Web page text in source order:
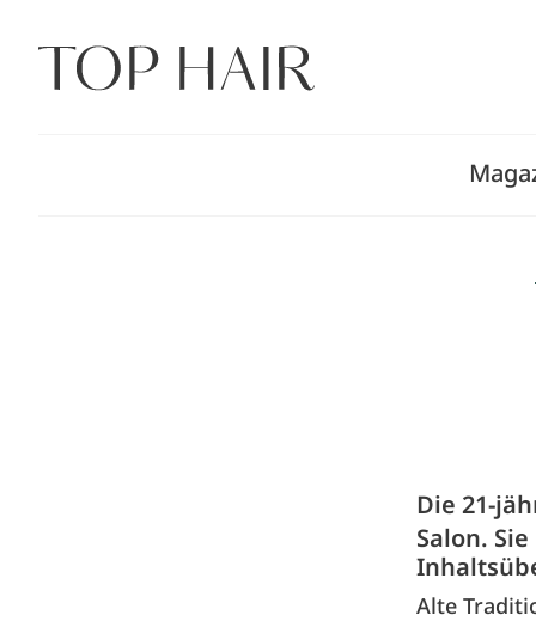
Inhalt
springen
Die 21-
Salon.
Alte